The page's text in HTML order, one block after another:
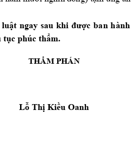
luật ngay sau khi được ban hành
tục phúc thẩm.
THẨM PHÁN
Lỗ Thị Kiều Oanh